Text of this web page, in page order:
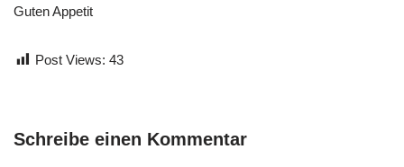
Guten Appetit
Post Views: 43
Schreibe einen Kommentar